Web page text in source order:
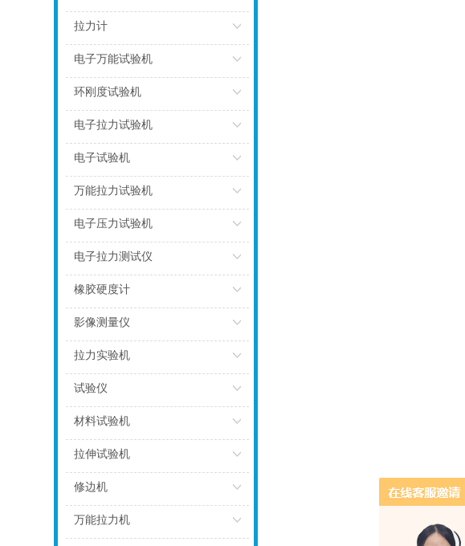
拉力计
电子万能试验机
环刚度试验机
电子拉力试验机
电子试验机
万能拉力试验机
电子压力试验机
电子拉力测试仪
橡胶硬度计
影像测量仪
拉力实验机
试验仪
材料试验机
拉伸试验机
修边机
万能拉力机